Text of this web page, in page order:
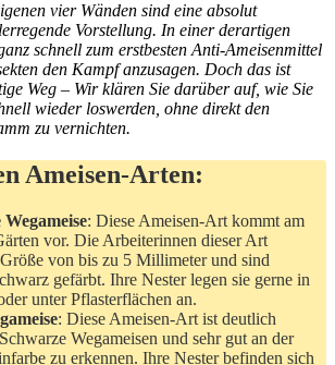
vier Wänden sind eine absolut
Vorstellung. In einer derartigen
schnell zum erstbesten Anti-Ameisenmittel
den Kampf anzusagen. Doch das ist
Weg – Wir klären Sie darüber auf, wie Sie
wieder loswerden, ohne direkt den
zu vernichten.
Ameisen-Arten:
: Diese Ameisen-Art kommt am
vor. Die Arbeiterinnen dieser Art
von bis zu 5 Millimeter und sind
gefärbt. Ihre Nester legen sie gerne in
unter Pflasterflächen an.
: Diese Ameisen-Art ist deutlich
Wegameisen und sehr gut an der
zu erkennen. Ihre Nester befinden sich